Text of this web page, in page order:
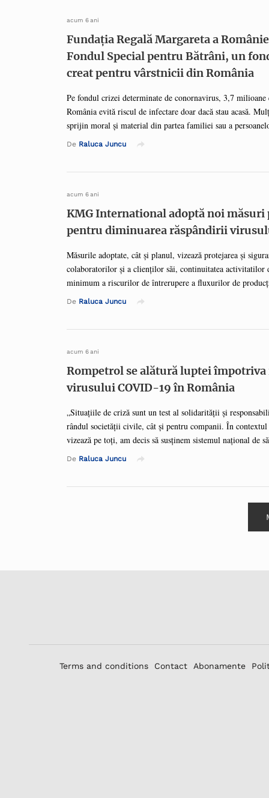
neocupare a pieței de birouri sau o presiune suplimentară
acum 6 ani
Fundația Regală Margareta a
Fondul Special pentru Bătrâni, un
creat pentru vârstnicii din România
Pe fondul crizei determinate de conornavirus, 3,7
România evită riscul de infectare doar dacă stau acasă.
sprijin moral și material din partea familiei sau a
Alții însă sunt nevoiți să iasă din casă pentru a-și procura
perioada crizei vârstnicii aflați în situații de vulnerabilitate
De Raluca Juncu
acum 6 ani
KMG International adoptă noi măsuri
pentru diminuarea răspândirii
Măsurile adoptate, cât și planul, vizează protejarea și
colaboratorilor și a clienților săi, continuitatea activitatilor
minimum a riscurilor de întrerupere a fluxurilor de
carburanți. Planul are trei direcții majore de acțiune, în
protejarea angajaților, clienților și a spațiilor de lucru
depozite, benzinării, rafinării). Recent, compania a adoptat
precum ...
De Raluca Juncu
acum 6 ani
Rompetrol se alătură luptei
virusului COVID-19 în România
„Situațiile de criză sunt un test al solidarității și
rândul societății civile, cât și pentru companii. În contextul
vizează pe toți, am decis să susținem sistemul național de
partenerii noștri de la Fundația pentru SMURD, prin
De Raluca Juncu
Terms and conditions Contact Abonamente